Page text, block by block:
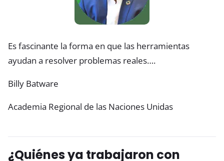
Es fascinante la forma en que las herramientas
ayudan a resolver problemas reales….
Billy Batware
Academia Regional de las Naciones Unidas
¿Quiénes ya trabajaron con